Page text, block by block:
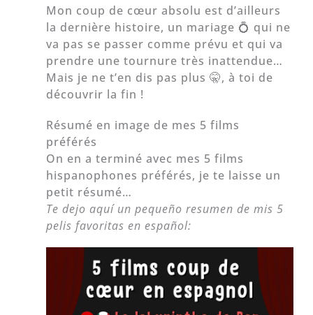
Mon coup de cœur absolu est d’ailleurs
la dernière histoire, un mariage 💍 qui ne
va pas se passer comme prévu et qui va
prendre une tournure très inattendue…
Mais je ne t’en dis pas plus 🤫, à toi de
découvrir la fin !
Résumé en image de mes 5 films
préférés
On en a terminé avec mes 5 films
hispanophones préférés, je te laisse un
petit résumé…
Te dejo aquí un pequeño resumen de mis 5
pelis favoritas en español: